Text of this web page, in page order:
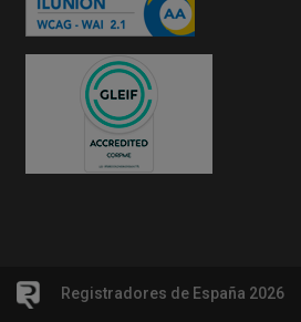
Registradores de España 2026